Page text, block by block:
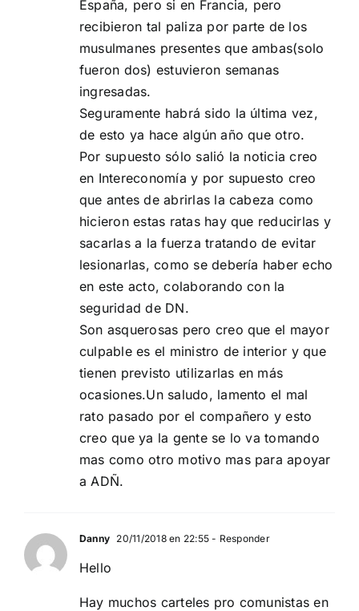
España, pero si en Francia, pero
recibieron tal paliza por parte de los
musulmanes presentes que ambas(solo
fueron dos) estuvieron semanas
ingresadas.
Seguramente habrá sido la última vez,
de esto ya hace algún año que otro.
Por supuesto sólo salió la noticia creo
en Intereconomía y por supuesto creo
que antes de abrirlas la cabeza como
hicieron estas ratas hay que reducirlas y
sacarlas a la fuerza tratando de evitar
lesionarlas, como se debería haber echo
en este acto, colaborando con la
seguridad de DN.
Son asquerosas pero creo que el mayor
culpable es el ministro de interior y que
tienen previsto utilizarlas en más
ocasiones.Un saludo, lamento el mal
rato pasado por el compañero y esto
creo que ya la gente se lo va tomando
mas como otro motivo mas para apoyar
a ADÑ.
Danny 20/11/2018 en 22:55 - Responder
Hello
Hay muchos carteles pro comunistas en